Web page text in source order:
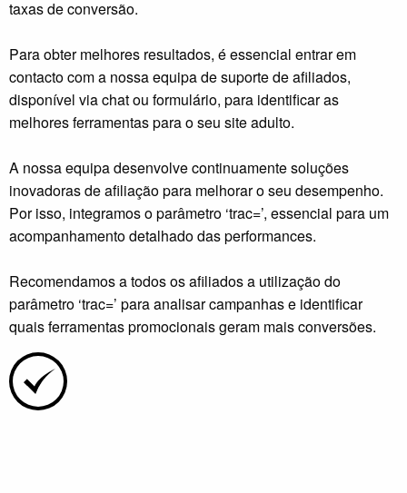
taxas de conversão.
Para obter melhores resultados, é essencial entrar em
contacto com a nossa equipa de suporte de afiliados,
disponível via chat ou formulário, para identificar as
melhores ferramentas para o seu site adulto.
A nossa equipa desenvolve continuamente soluções
inovadoras de afiliação para melhorar o seu desempenho.
Por isso, integramos o parâmetro ‘trac=’, essencial para um
acompanhamento detalhado das performances.
Recomendamos a todos os afiliados a utilização do
parâmetro ‘trac=’ para analisar campanhas e identificar
quais ferramentas promocionais geram mais conversões.